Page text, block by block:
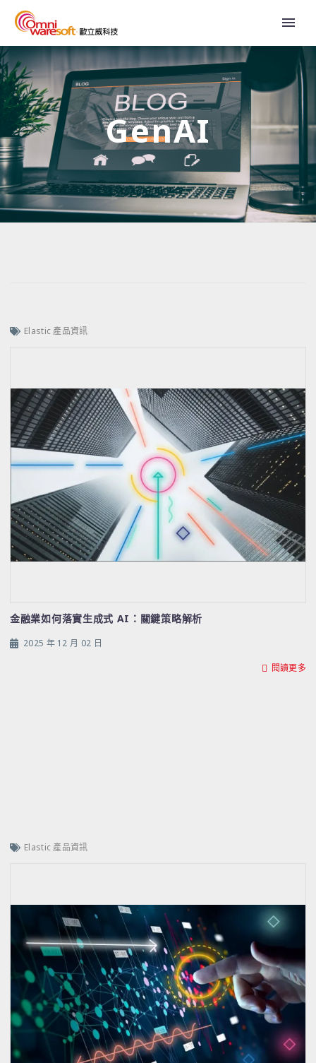
GenAI
Elastic 產品資訊
金融業如何落實生成式 AI：關鍵策略解析
2025 年 12 月 02 日
閱讀更多
Elastic 產品資訊